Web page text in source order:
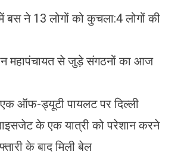
बस ने 13 लोगों को कुचला:4 लोगों की
महापंचायत से जुड़े संगठनों का आज
ऑफ-ड्यूटी पायलट पर दिल्ली
के एक यात्री को परेशान करने
के बाद मिली बेल